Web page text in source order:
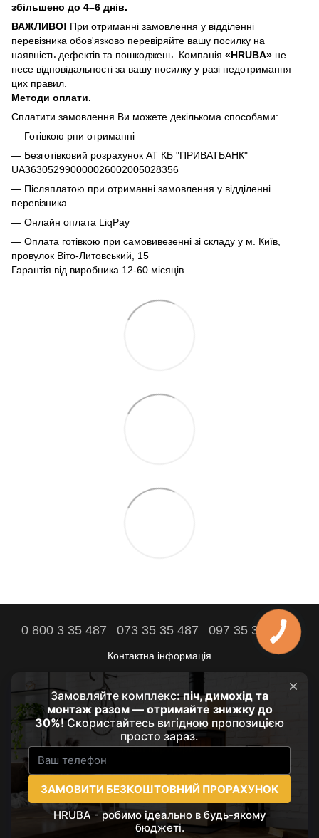
збільшено до 4–6 днів.
ВАЖЛИВО! При отриманні замовлення у відділенні
перевізника обов'язково перевіряйте вашу посилку на
наявність дефектів та пошкоджень. Компанія «HRUBA» не
несе відповідальності за вашу посилку у разі недотримання
цих правил.
Методи оплати.
Сплатити замовлення Ви можете декількома способами:
— Готівкою рпи отриманні
— Безготівковий розрахунок АТ КБ "ПРИВАТБАНК"
UA363052990000026002005028356
— Післяплатою при отриманні замовлення у відділенні
перевізника
— Онлайн оплата LiqPay
— Оплата готівкою при самовивезенні зі складу у м. Київ,
провулок Віто-Литовський, 15
Гарантія від виробника 12-60 місяців.
0 800 3 35 487 073 35 35 487 097 35 35 487
Контактна інформація
Повна версія сайту
Комфорт вашого дому - наша мета!
© 2021 - 2026 by HRUBA
Наші партнери:
prozarium.com.ua
suncloud.com.ua
Укр Рус Eng Pol